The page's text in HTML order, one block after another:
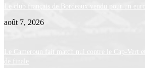
Le club français de Bordeaux vendu pour un
août 7, 2026
Le Cameroun fait match nul contre le Cap-Vert
de finale